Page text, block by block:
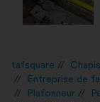
tafsquare
Entreprise de
Plafonneur